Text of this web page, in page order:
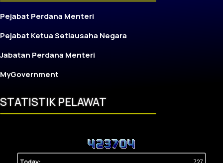
Pejabat Perdana Menteri
Pejabat Ketua Setiausaha Negara
Jabatan Perdana Menteri
MyGovernment
STATISTIK PELAWAT